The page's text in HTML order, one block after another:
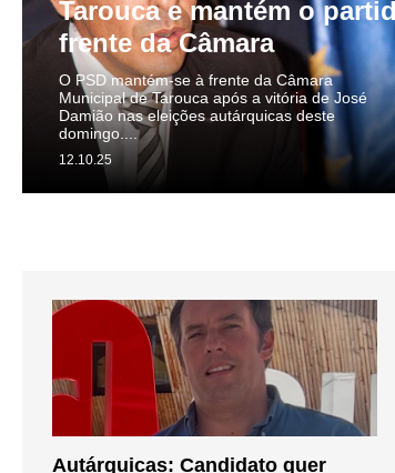
Tarouca e mantém o
frente da Câmara
12.10.25
O PSD mantém-se à frente da Câmara
Municipal de Tarouca após a vitória de José
Damião nas eleições autárquicas deste
domingo....
Autárquicas: Candidato quer